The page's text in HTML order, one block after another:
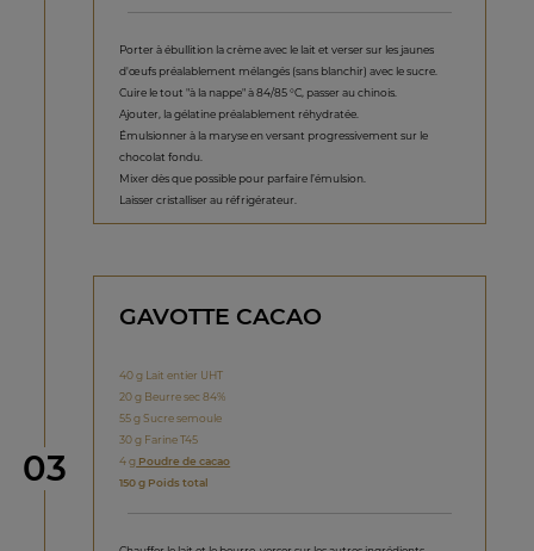
Porter à ébullition la crème avec le lait et verser sur les jaunes
d'œufs préalablement mélangés (sans blanchir) avec le sucre.
Cuire le tout "à la nappe" à 84/85 °C, passer au chinois.
Ajouter, la gélatine préalablement réhydratée.
Émulsionner à la maryse en versant progressivement sur le
chocolat fondu.
Mixer dès que possible pour parfaire l’émulsion.
Laisser cristalliser au réfrigérateur.
étape
03
GAVOTTE CACAO
40 g Lait entier UHT
20 g Beurre sec 84%
55 g Sucre semoule
30 g Farine T45
4 g Poudre de cacao
150 g Poids total